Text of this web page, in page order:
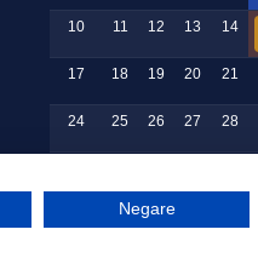
10 11 12 13 14
17 18 19 20 21
24 25 26 27 28
Negare